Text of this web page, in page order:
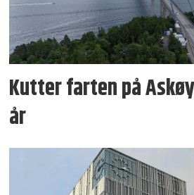
Kutter farten på
år